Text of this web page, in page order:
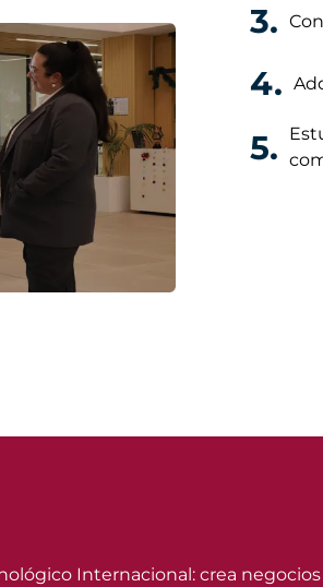
3.
4.
5.
Internacional: crea